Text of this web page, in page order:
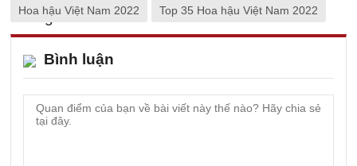
Hoa hậu Việt Nam 2022 Top 35 Hoa hậu Việt Nam 2022
Bình luận